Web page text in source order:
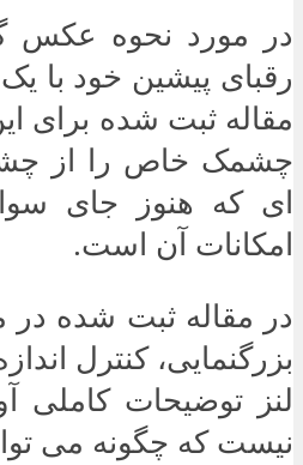
در مورد نحوه عکس
رقبای پیشین خود
مقاله ثبت شده برای
چشمک خاص را از
ای که هنوز جای
امکانات آن است.
در مقاله ثبت شده در
بزرگنمایی، کنترل
لنز توضیحات کاملی
نیست که چگونه می